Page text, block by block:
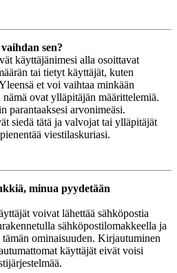
sen?
käyttäjänimesi alla osoittavat
tai tietyt käyttäjät, kuten
et voi vaihtaa minkään
ovat ylläpitäjän määrittelemiä.
parantaaksesi arvonimeäsi.
siedä tätä ja valvojat tai ylläpitäjät
viestilaskuriasi.
minua pyydetään
voivat lähettää sähköpostia
sähköpostilomakkeella ja
ominaisuuden. Kirjautuminen
käyttäjät eivät voisi